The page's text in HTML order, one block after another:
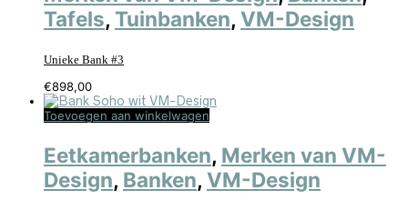
Tafels, Tuinbanken, VM-Design
Unieke Bank #3
€898,00
Toevoegen aan winkelwagen
Eetkamerbanken, Merken van VM-
Design, Banken, VM-Design